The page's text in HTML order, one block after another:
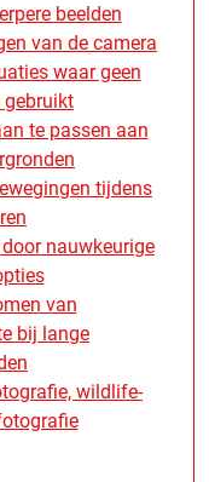
beelden
van de camera
waar geen
te passen aan
tijdens
nauwkeurige
van
bij lange
wildlife-